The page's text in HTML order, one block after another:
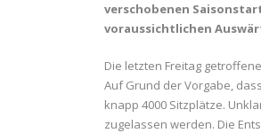
verschobenen
voraussichtlichen
Die letzten Freitag
Auf Grund der Vorgabe,
knapp 4000 Sitzplätze.
zugelassen werden. Die